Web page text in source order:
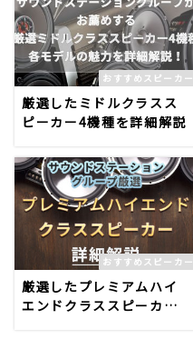
おすすめスピーカー
厳選したミドルクラスス
ピーカー4機種を詳細解説
おすすめスピーカー
厳選したプレミアムハイ
エンドクラススピーカー5